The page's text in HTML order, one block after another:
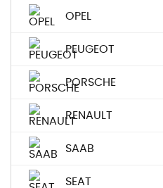
OPEL
PEUGEOT
PORSCHE
RENAULT
SAAB
SEAT